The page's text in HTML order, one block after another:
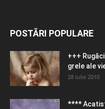
POSTĂRI POPULARE
+++
grele ale
28 iulie 2010
****